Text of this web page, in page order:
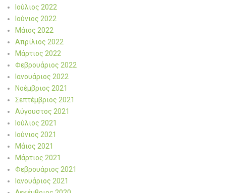
Ιούλιος 2022
Ιούνιος 2022
Μάιος 2022
Απρίλιος 2022
Μάρτιος 2022
Φεβρουάριος 2022
Ιανουάριος 2022
Νοέμβριος 2021
Σεπτέμβριος 2021
Αύγουστος 2021
Ιούλιος 2021
Ιούνιος 2021
Μάιος 2021
Μάρτιος 2021
Φεβρουάριος 2021
Ιανουάριος 2021